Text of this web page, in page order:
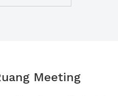
Meeting